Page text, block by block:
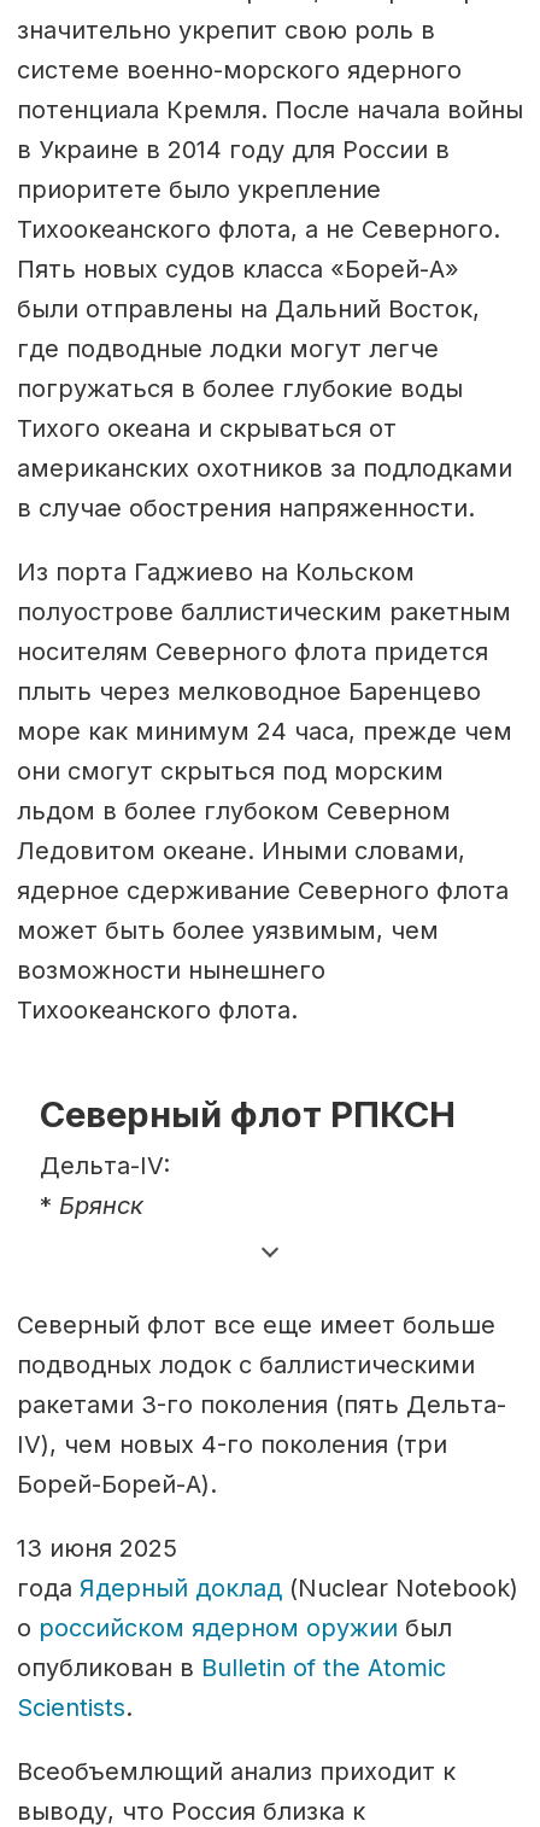
значительно укрепит свою роль в
системе военно-морского ядерного
потенциала Кремля. После начала войны
в Украине в 2014 году для России в
приоритете было укрепление
Тихоокеанского флота, а не Северного.
Пять новых судов класса «Борей-А»
были отправлены на Дальний Восток,
где подводные лодки могут легче
погружаться в более глубокие воды
Тихого океана и скрываться от
американских охотников за подлодками
в случае обострения напряженности.
Из порта Гаджиево на Кольском
полуострове баллистическим ракетным
носителям Северного флота придется
плыть через мелководное Баренцево
море как минимум 24 часа, прежде чем
они смогут скрыться под морским
льдом в более глубоком Северном
Ледовитом океане. Иными словами,
ядерное сдерживание Северного флота
может быть более уязвимым, чем
возможности нынешнего
Тихоокеанского флота.
Северный флот РПКСН
Дельта-IV:
* Брянск
*Тула
*Карелия (в Северодвинске на
модернизации)
Борей / Борей-А:
*Князь Пожарский
*Юрий Долгорукий(в
Северодвинске на модернизации)
Северный флот все еще имеет больше
подводных лодок с баллистическими
ракетами 3-го поколения (пять Дельта-
IV), чем новых 4-го поколения (три
Борей-Борей-А).
13 июня 2025
года Ядерный доклад(Nuclear Notebook)
о российском ядерном оружии был
опубликован в Bulletin of the Atomic
Scientists.
Всеобъемлющий анализ приходит к
выводу, что Россия близка к